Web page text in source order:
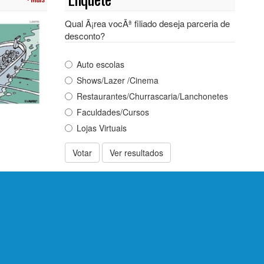
Qual Ã¡rea vocÃª filiado deseja parceria de
desconto?
Auto escolas
Shows/Lazer /Cinema
Restaurantes/Churrascaria/Lanchonetes
Faculdades/Cursos
Lojas Virtuais
Votar Ver resultados